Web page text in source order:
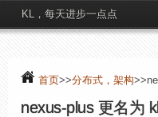
KL，每天进步一点点
首页>>分布式，架构
nexus-plus 更名为